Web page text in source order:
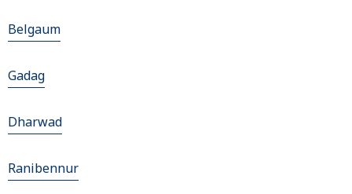
Belgaum
Gadag
Dharwad
Ranibennur